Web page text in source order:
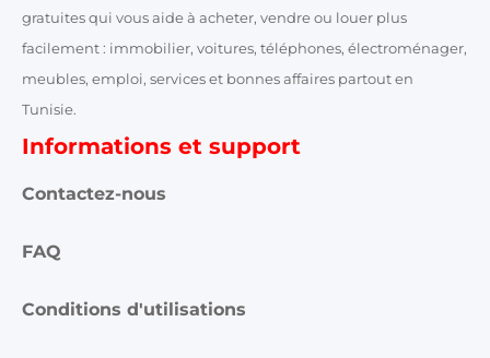
gratuites qui vous aide à acheter, vendre ou louer plus
facilement : immobilier, voitures, téléphones, électroménager,
meubles, emploi, services et bonnes affaires partout en
Tunisie.
Informations et support
Contactez-nous
FAQ
Conditions d'utilisations